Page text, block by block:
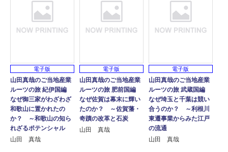
電子版
山田真哉のご当地産業
ルーツの旅 紀伊国編
なぜ御三家がわざわざ
和歌山に置かれたの
か？ ～和歌山の知ら
れざるポテンシャル
山田 真哉
電子版
山田真哉のご当地産業
ルーツの旅 肥前国編
なぜ佐賀は幕末に輝い
たのか？ ～佐賀藩・
奇蹟の改革と石炭
山田 真哉
電子版
山田真哉のご当地産業
ルーツの旅 武蔵国編
なぜ埼玉と千葉は競い
合うのか？ ～利根川
東遷事業からみた江戸
の流通
山田 真哉